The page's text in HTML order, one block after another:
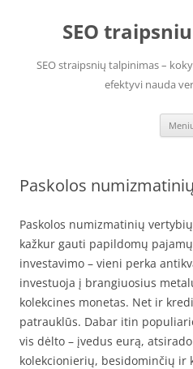
SEO
SEO straipsnių talpinimas –
efektyvi nauda
Paskolos
Paskolos numizmatinių
kažkur gauti papildomų
investavimo – vieni perka
investuoja į brangiuosius
kolekcines monetas. Net ir
patrauklūs. Dabar itin
vis dėlto – įvedus eurą,
kolekcionierių, besidominčių ir